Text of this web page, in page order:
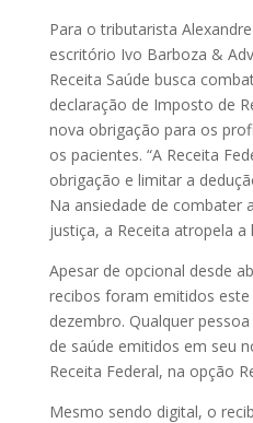
Para o tributarista
escritório Ivo Barboza &
Receita Saúde busca
declaração de Imposto de
nova obrigação para os
os pacientes. “A Receita
obrigação e limitar a
Na ansiedade de combater
justiça, a Receita atropela a
Apesar de opcional desde
recibos foram emitidos
dezembro. Qualquer
de saúde emitidos em seu
Receita Federal, na opção
Mesmo sendo digital, o